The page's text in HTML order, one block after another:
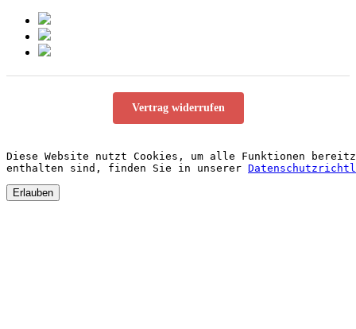
Vertrag widerrufen
Diese Website nutzt Cookies, um alle Funktionen
enthalten sind, finden Sie in unserer
Erlauben